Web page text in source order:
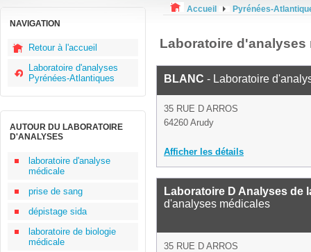
NAVIGATION
Retour à l'accueil
Laboratoire d'analyses
Pyrénées-Atlantiques
AUTOUR DU LABORATOIRE
D'ANALYSES
laboratoire d'analyse
médicale
prise de sang
dépistage sida
laboratoire de biologie
médicale
Accueil Pyrénées-
Laboratoire d'analyses
BLANC - Laboratoire
35 RUE D ARROS
64260 Arudy
Afficher les détails
Laboratoire D Analyses de
d'analyses médicales
35 RUE D ARROS